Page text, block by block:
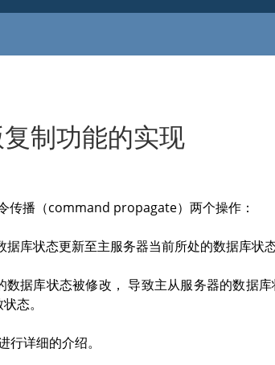
复制功能的实现
传播（command propagate）两个操作：
库状态更新至主服务器当前所处的数据库状态
据库状态被修改， 导致主从服务器的数据库
态。
详细的介绍。